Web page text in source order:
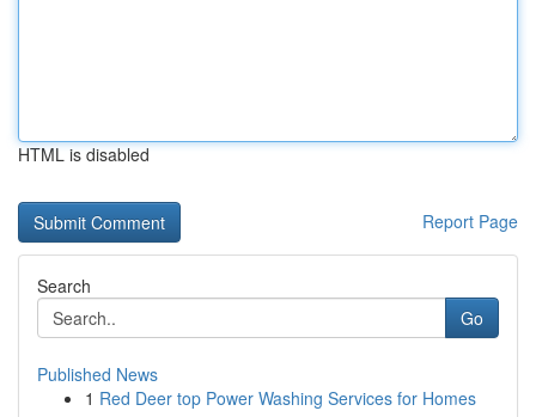
HTML is disabled
Report Page
Search
Go
Published News
1 Red Deer top Power Washing Services for Homes